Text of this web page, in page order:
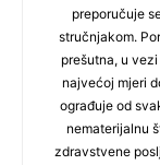
preporučuje
stručnjakom.
prešutna, u
najvećoj mjeri
ograđuje od
nematerijalnu
zdravstvene